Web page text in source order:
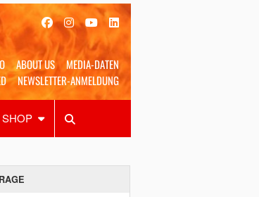
ABOUT US
MEDIA-DATEN
NEWSLETTER-ANMELDUNG
SHOP
Shop SUCHEN